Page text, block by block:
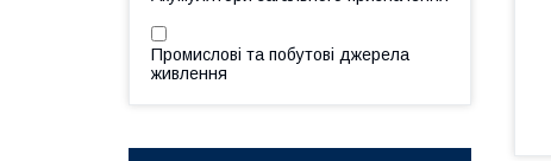
Промислові та побутові джерела
живлення